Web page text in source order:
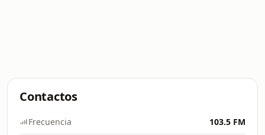
Contactos
Frecuencia 103.5 FM